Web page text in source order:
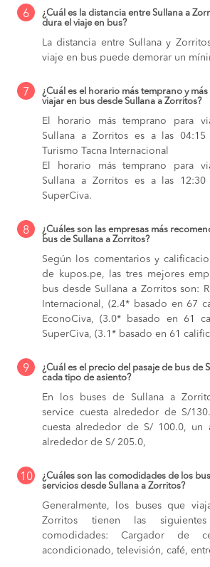
6
¿Cuál es la distancia entre Sullana a
dura el viaje en bus?
La distancia entre Sullana y
viaje en bus puede demorar un
7
¿Cuál es el horario más temprano y
viajar en bus desde Sullana a Zorritos?
El horario más temprano para
Sullana a Zorritos es a las
Turismo Tacna Internacional
El horario más temprano para
Sullana a Zorritos es a las
SuperCiva.
8
¿Cuáles son las empresas más
bus de Sullana a Zorritos?
Según los comentarios y
de kupos.pe, las tres mejores
bus desde Sullana a Zorritos son:
Internacional, (2.4* basado en 67
EconoCiva, (3.0* basado en 61
SuperCiva, (3.1* basado en 61
9
¿Cuál es el precio del pasaje de bus de
cada tipo de asiento?
En los buses de Sullana a
service cuesta alrededor de S/
cuesta alrededor de S/ 100.0, un
alrededor de S/ 205.0,
10
¿Cuáles son las comodidades de los
servicios desde Sullana a Zorritos?
Generalmente, los buses que
Zorritos tienen las siguientes
comodidades: Cargador de
acondicionado, televisión, café,